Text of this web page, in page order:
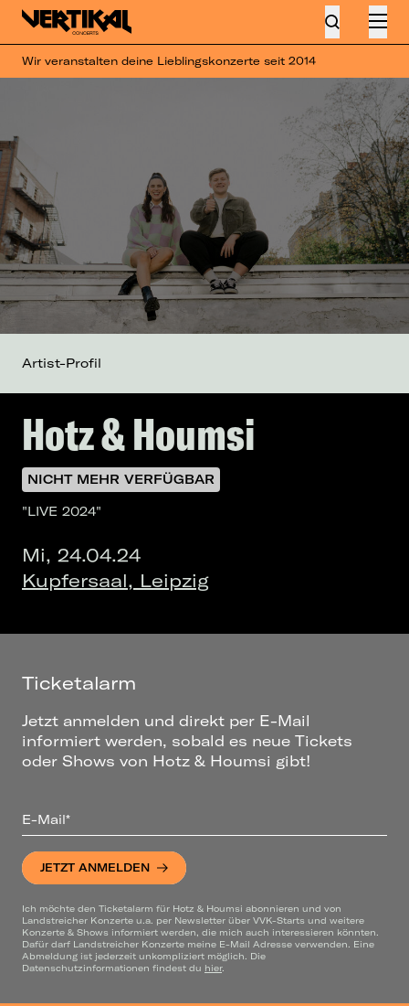
Wir veranstalten deine Lieblingskonzerte seit 2014
Hotz & Houmsi
NICHT MEHR VERFÜGBAR
"LIVE 2024"
Mi, 24.04.24
Kupfersaal, Leipzig
Artist-Profil
Ticketalarm
Jetzt anmelden und direkt per E-Mail
informiert werden, sobald es neue Tickets
oder Shows von Hotz & Houmsi gibt!
E-Mail*
JETZT ANMELDEN
Ich möchte den Ticketalarm für Hotz & Houmsi abonnieren und von
Landstreicher Konzerte u.a. per Newsletter über VVK-Starts und weitere
Konzerte & Shows informiert werden, die mich auch interessieren könnten.
Dafür darf Landstreicher Konzerte meine E-Mail Adresse verwenden. Eine
Abmeldung ist jederzeit unkompliziert möglich. Die
Datenschutzinformationen findest du hier.